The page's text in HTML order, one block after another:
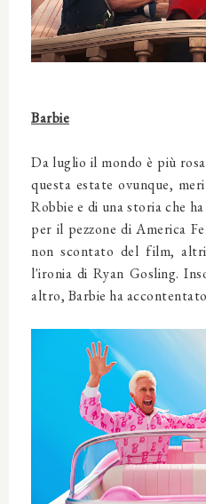
Barbie
Da luglio il mondo è più
questa estate ovunque,
Robbie e di una storia che
per il pezzone di America
non scontato del film,
l'ironia di Ryan Gosling.
altro, Barbie ha